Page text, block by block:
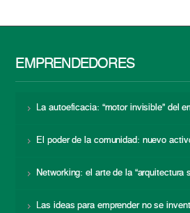
EMPRENDEDORES
La autoeficacia: “motor invisible” del
El poder de la comunidad: nuevo
Networking: el arte de la “arquitectura
Las ideas para emprender no se